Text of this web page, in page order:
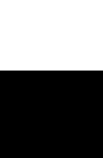
d’une
familiale ou
mais qui